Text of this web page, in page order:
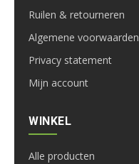
Ruilen & retourneren
Algemene voorwaarden
Privacy statement
Mijn account
WINKEL
Alle producten